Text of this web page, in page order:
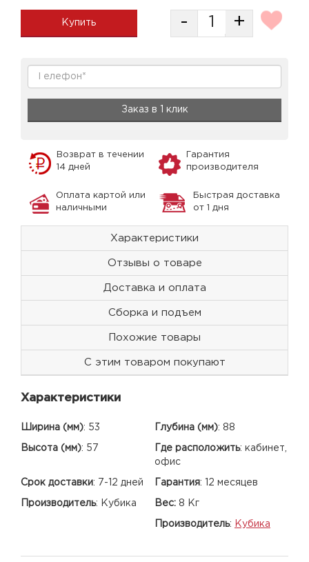
Купить - +
Заказ в 1 клик
Возврат в течении
14 дней
Гарантия
производителя
Оплата картой или
наличными
Быстрая доставка
от 1 дня
Характеристики
Отзывы о товаре
Доставка и оплата
Сборка и подъем
Похожие товары
С этим товаром покупают
Характеристики
Ширина (мм): 53 Глубина (мм): 88
Высота (мм): 57 Где расположить: кабинет,
офис
Срок доставки: 7-12 дней Гарантия: 12 месяцев
Производитель: Кубика Вес: 8 Кг
Производитель: Кубика